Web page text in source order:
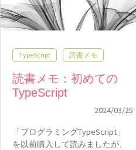
TypeScript 読書メモ
読書メモ：初めての
TypeScript
2024/03/25
「プログラミングTypeScript」
を以前購入して読みましたが、